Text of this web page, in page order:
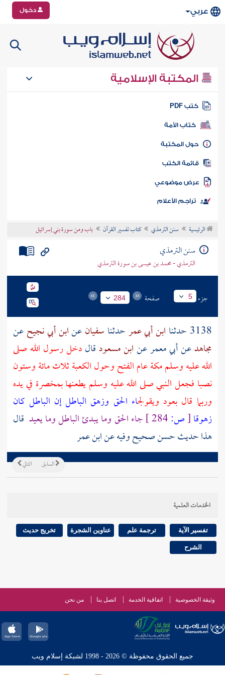
عربي دخول
المكتبة الإسلامية
كتب PDF
كتاب الأمة
المكتبة
الكتب
موضوعي
تراجم الأعلام
الرئيسية سنن الترمذي كتاب تفسير القرآن باب ومن سورة بني إسرائيل
سنن الترمذي
الترمذي - محمد بن عيسى بن سورة الترمذي
جزء 5 صفحة 284
3138 حدثنا ابن أبي عمرحدثنا سفيانعنابن أبي نجيحعن
مجاهدعنأبي معمرعنابن مسعودقالدخل رسول الله صلى
الله عليه وسلممكةعام الفتح وحولالكعبةثلاث مائة وستون
نصبا فجعل النبي صلى الله عليه وسلم يطعنها بمخصرة في يده
وربما قال بعود ويقولجاء الحق وزهق الباطل إن الباطل كان
زهوقا[ص: جاء الحق وما يبدئ الباطل وما يعيد قال
هذا حديث حسن صحيح وفيه عن ابن عمر
التالي السابق
الخدمات العلمية
تفسير الآية ترجمة علم عناوين الشجرة تخريج حديث
الشرح
وثيقة الخصوصية اتفاقية الخدمة اتصل بنا من نحن
جميع الحقوق محفوظة © 2026 - 1998 لشبكة إسلام ويب